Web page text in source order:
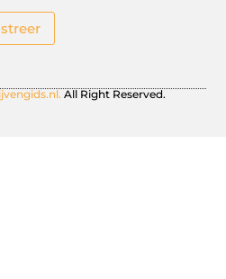
All Right Reserved.